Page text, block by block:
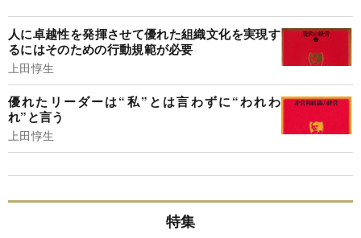
人に卓越性を発揮させて優れた組織文化を実現す
るにはそのための行動規範が必要
上田惇生
優れたリーダーは“私”とは言わずに“われわ
れ”と言う
上田惇生
特集